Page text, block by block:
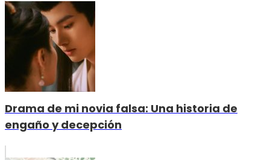
Drama de mi novia falsa: Una historia de
engaño y decepción